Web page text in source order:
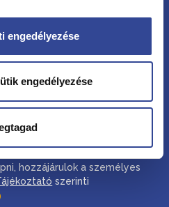
engedélyezése
engedélyezése
hozzájárulok a személyes
szerinti